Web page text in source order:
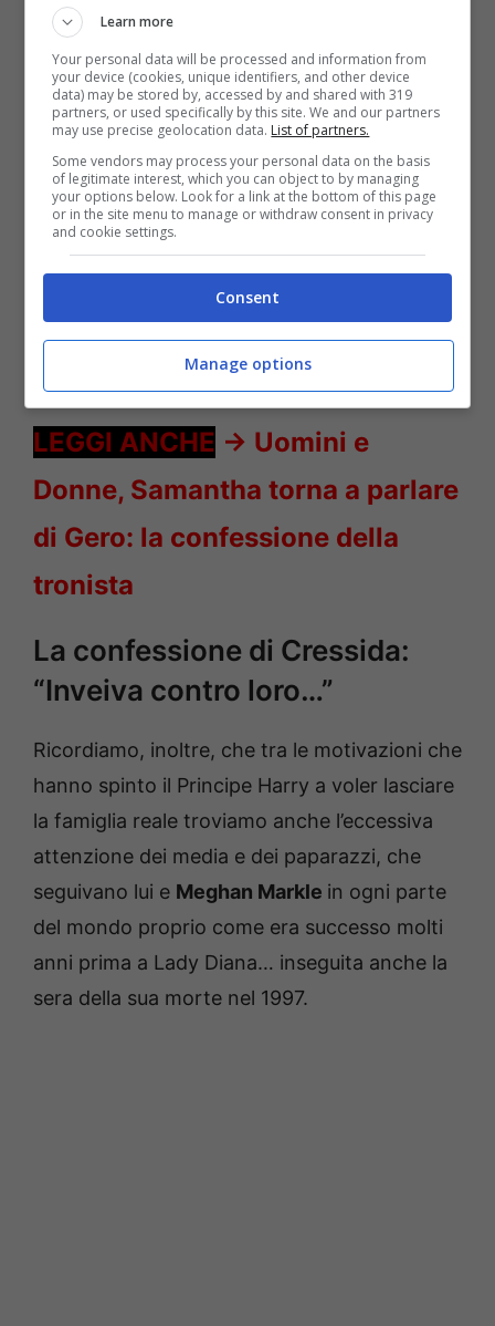
Harry ex fidanzata ossessione – Solonotizie24
LEGGI ANCHE-> Mara Venier
salta Domenica In, costretta a
letto: cosa sta succedendo alla
LEGGI ANCHE -> Uomini e
Donne, Samantha torna a parlare
di Gero: la confessione della
tronista
La confessione di Cressida:
“Inveiva contro loro…”
Ricordiamo, inoltre, che tra le motivazioni che
hanno spinto il Principe Harry a voler lasciare
la famiglia reale troviamo anche l’eccessiva
attenzione dei media e dei paparazzi, che
seguivano lui e Meghan Markle in ogni parte
del mondo proprio come era successo molti
anni prima a Lady Diana… inseguita anche la
sera della sua morte nel 1997.
Learn more
Your personal data will be processed and information from
your device (cookies, unique identifiers, and other device
data) may be stored by, accessed by and shared with 319
partners, or used specifically by this site. We and our partners
may use precise geolocation data. List of partners.
Some vendors may process your personal data on the basis
of legitimate interest, which you can object to by managing
your options below. Look for a link at the bottom of this page
or in the site menu to manage or withdraw consent in privacy
and cookie settings.
Consent
Manage options